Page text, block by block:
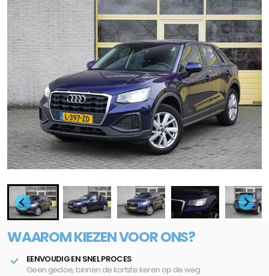
WAAROM KIEZEN VOOR ONS?
EENVOUDIG EN SNEL PROCES
Geen gedoe, binnen de kortste keren op de weg.